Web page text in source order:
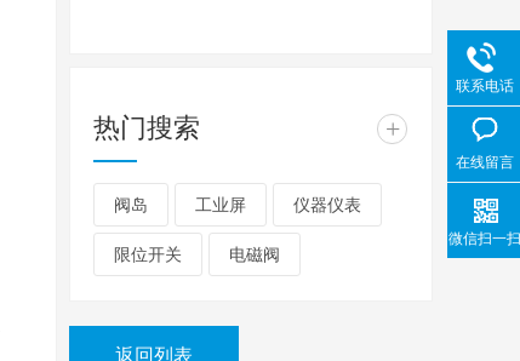
热门搜索 +
阀岛 工业屏 仪器仪表
限位开关 电磁阀
返回列表
联系电话
在线留言
微信扫一扫